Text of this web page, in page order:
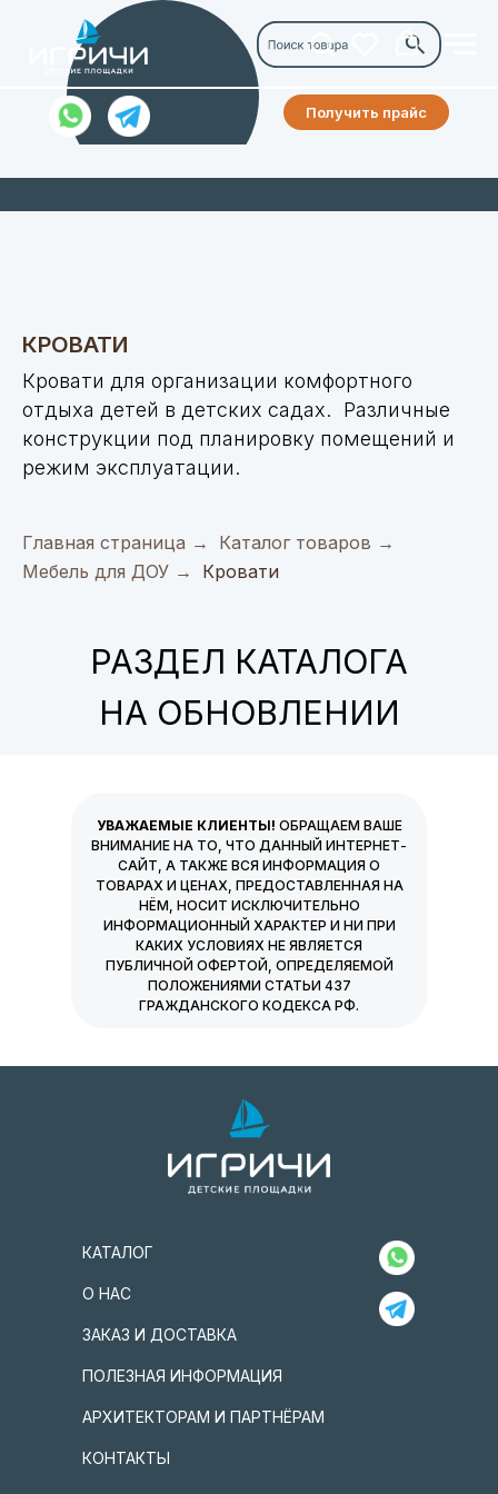
Получить прайс
КРОВАТИ
Кровати для организации комфортного
отдыха детей в детских садах. Различные
конструкции под планировку помещений и
режим эксплуатации.
Главная страница → Каталог товаров →
Мебель для ДОУ → Кровати
РАЗДЕЛ КАТАЛОГА
НА ОБНОВЛЕНИИ
УВАЖАЕМЫЕ КЛИЕНТЫ! ОБРАЩАЕМ ВАШЕ
ВНИМАНИЕ НА ТО, ЧТО ДАННЫЙ ИНТЕРНЕТ-
САЙТ, А ТАКЖЕ ВСЯ ИНФОРМАЦИЯ О
ТОВАРАХ И ЦЕНАХ, ПРЕДОСТАВЛЕННАЯ НА
НЁМ, НОСИТ ИСКЛЮЧИТЕЛЬНО
ИНФОРМАЦИОННЫЙ ХАРАКТЕР И НИ ПРИ
КАКИХ УСЛОВИЯХ НЕ ЯВЛЯЕТСЯ
ПУБЛИЧНОЙ ОФЕРТОЙ, ОПРЕДЕЛЯЕМОЙ
ПОЛОЖЕНИЯМИ СТАТЬИ 437
ГРАЖДАНСКОГО КОДЕКСА РФ.
АРХИТЕКТОРАМ И ПАРТНЁРАМ
КОНТАКТЫ
ПОЛЕЗНАЯ ИНФОРМАЦИЯ
ЗАКАЗ И ДОСТАВКА
О НАС
КАТАЛОГ